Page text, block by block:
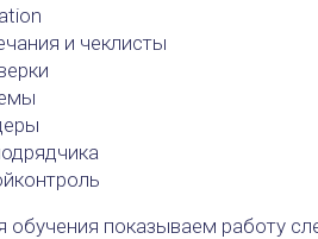
и чеклисты
обучения показываем работу